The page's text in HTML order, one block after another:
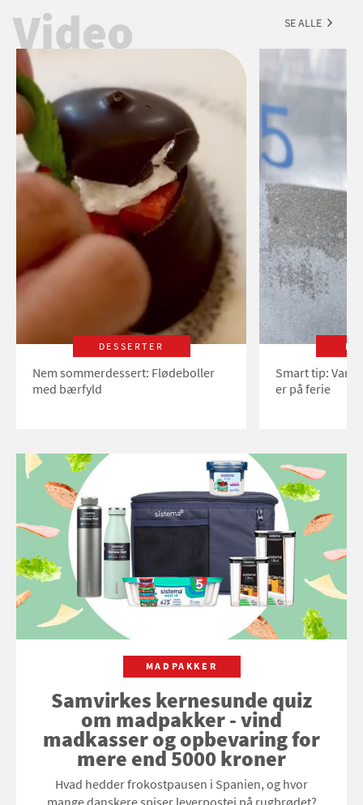
Video SE ALLE
DESSERTER
Nem sommerdessert: Flødeboller
med bærfyld
Smart tip:
er på ferie
MADPAKKER
Samvirkes kernesunde quiz
om madpakker - vind
madkasser og opbevaring for
mere end 5000 kroner
Hvad hedder frokostpausen i Spanien, og hvor
mange danskere spiser leverpostej på rugbrødet?